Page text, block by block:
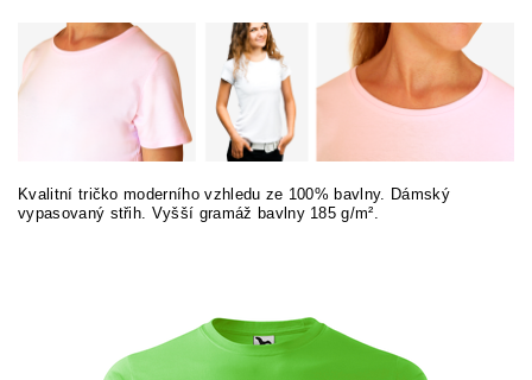
Kvalitní tričko moderního vzhledu ze 100% bavlny. Dámský
vypasovaný střih. Vyšší gramáž bavlny 185 g/m².